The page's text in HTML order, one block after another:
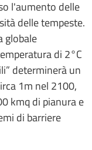
l'aumento delle
delle tempeste.
globale
di 2°C
determinerà un
1m nel 2100,
kmq di pianura e
di barriere